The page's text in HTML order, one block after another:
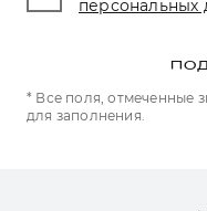
персональных
* Все поля, отмеченные
для заполнения.